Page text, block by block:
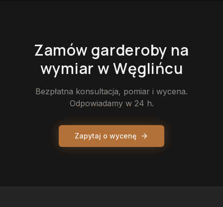
Zamów garderoby na
wymiar w Węglińcu
Bezpłatna konsultacja, pomiar i wycena.
Odpowiadamy w 24 h.
Zapytaj o wycenę